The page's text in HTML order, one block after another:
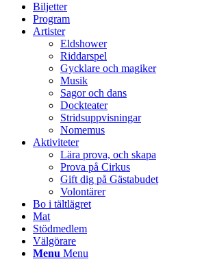
Biljetter
Program
Artister
Eldshower
Riddarspel
Gycklare och magiker
Musik
Sagor och dans
Dockteater
Stridsuppvisningar
Nomemus
Aktiviteter
Lära prova, och skapa
Prova på Cirkus
Gift dig på Gästabudet
Volontärer
Bo i tältlägret
Mat
Stödmedlem
Välgörare
Menu Menu